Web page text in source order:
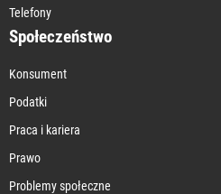
Telefony
Społeczeństwo
Konsument
Podatki
Praca i kariera
Prawo
Problemy społeczne